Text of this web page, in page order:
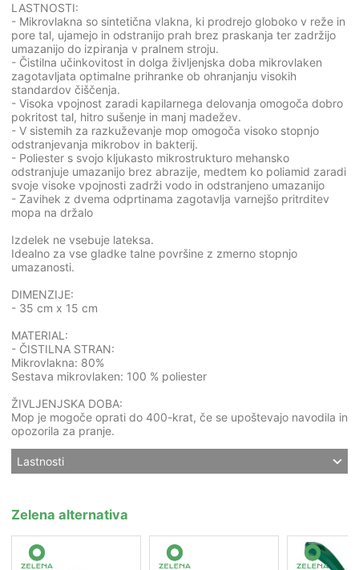
LASTNOSTI:
- Mikrovlakna so sintetična vlakna, ki prodrejo globoko v reže in
pore tal, ujamejo in odstranijo prah brez praskanja ter zadržijo
umazanijo do izpiranja v pralnem stroju.
- Čistilna učinkovitost in dolga življenjska doba mikrovlaken
zagotavljata optimalne prihranke ob ohranjanju visokih
standardov čiščenja.
- Visoka vpojnost zaradi kapilarnega delovanja omogoča dobro
pokritost tal, hitro sušenje in manj madežev.
- V sistemih za razkuževanje mop omogoča visoko stopnjo
odstranjevanja mikrobov in bakterij.
- Poliester s svojo kljukasto mikrostrukturo mehansko
odstranjuje umazanijo brez abrazije, medtem ko poliamid zaradi
svoje visoke vpojnosti zadrži vodo in odstranjeno umazanijo
- Zavihek z dvema odprtinama zagotavlja varnejšo pritrditev
mopa na držalo
Izdelek ne vsebuje lateksa.
Idealno za vse gladke talne površine z zmerno stopnjo
umazanosti.
DIMENZIJE:
- 35 cm x 15 cm
MATERIAL:
- ČISTILNA STRAN:
Mikrovlakna: 80%
Sestava mikrovlaken: 100 % poliester
ŽIVLJENJSKA DOBA:
Mop je mogoče oprati do 400-krat, če se upoštevajo navodila in
opozorila za pranje.
Lastnosti
Zelena alternativa